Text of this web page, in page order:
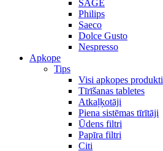
SAGE
Philips
Saeco
Dolce Gusto
Nespresso
Apkope
Tips
Visi apkopes produkti
Tīrīšanas tabletes
Atkaļķotāji
Piena sistēmas tīrītāji
Ūdens filtri
Papīra filtri
Citi